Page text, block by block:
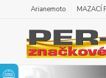
Arianemoto MAZACÍ